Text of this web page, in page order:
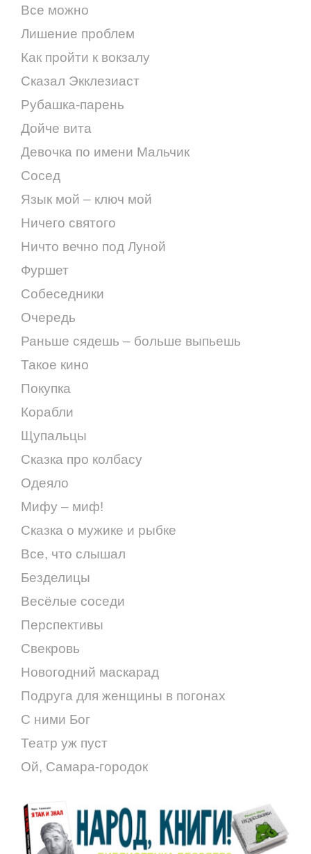
Все можно
Лишение проблем
Как пройти к вокзалу
Сказал Экклезиаст
Рубашка-парень
Дойче вита
Девочка по имени Мальчик
Сосед
Язык мой – ключ мой
Ничего святого
Ничто вечно под Луной
Фуршет
Собеседники
Очередь
Раньше сядешь – больше выпьешь
Такое кино
Покупка
Корабли
Щупальцы
Сказка про колбасу
Одеяло
Мифу – миф!
Сказка о мужике и рыбке
Все, что слышал
Безделицы
Весёлые соседи
Перспективы
Свекровь
Новогодний маскарад
Подруга для женщины в погонах
С ними Бог
Театр уж пуст
Ой, Самара-городок